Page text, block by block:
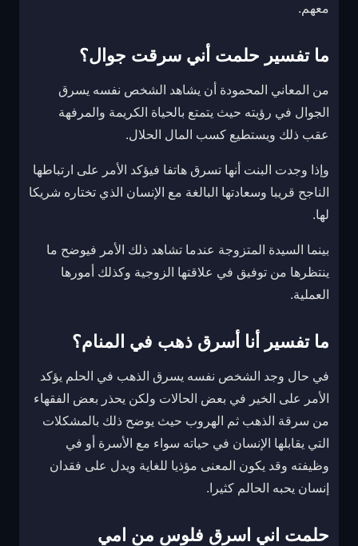
معهم.
ما تفسير حلمت أني سرقت جوال؟
من المعاني المحمودة أن يشاهد الشخص نفسه يسرق
الجوال في رؤيته حيث يتمتع بالحياة الكريمة والمرفهة
عقب ذلك ويستطيع كسب المال الحلال.
وإذا وجدت البنت أنها تسرق هاتفا فيؤكد الأمر على ارتباطها
الناجح قريبا وسعادتها البالغة مع الإنسان الذي تختاره شريكا
لها.
بينما السيدة المتزوجة عندما تشاهد ذلك الأمر فيوضح ما
ينتظرها من توفيق في علاقتها الزوجية وكذلك أمورها
العملية.
ما تفسير أنا أسرق ذهب في المنام؟
في حال وجد الشخص نفسه يسرق الذهب في الحلم يؤكد
الأمر على الخير في بعض الحالات ولكن يحذر بعض الفقهاء
من سرقة الذهب ثم الهروب حيث يوضح ذلك بالمشكلات
التي يقابلها الإنسان في حياته سواء مع الأسرة أو في
وظيفته وقد يكون المعنى مؤذيا للغاية ويدل على فقدان
إنسان يحبه الحالم كثيرا.
حلمت اني اسرق فلوس من امي